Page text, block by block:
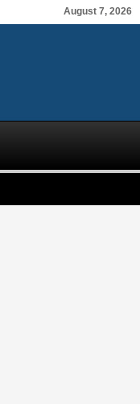
August 7, 2026
y por qué debería